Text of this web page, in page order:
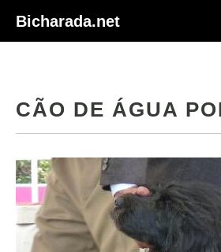
Bicharada.net
CÃO DE ÁGUA